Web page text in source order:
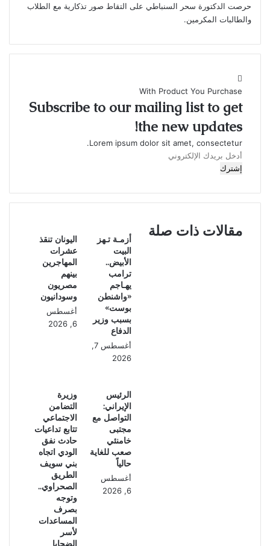
حرصت الدكتورة سحر السنباطي على التقاط صور تذكارية مع الطلاب
والطالبات المكرمين.
With Product You Purchase
Subscribe to our mailing list to get
the new updates!
Lorem ipsum dolor sit amet, consectetur.
أدخل
بريدك
مقالات ذات صلة
أزمـة تـهز
البيت
الأبيض..
ترامب
يهـاجم
«واشنطن
بوست»
بسبب وزير
الدفاع
أغسطس 7,
2026
اليونان تنقذ
عشرات
المهاجرين
بينهم
مصريون
وسودانيون
أغسطس
6, 2026
الرئيس
الإيراني:
التواصل مع
مجتبى
خامنئي
صعب للغاية
حالياً
أغسطس
6, 2026
وزيرة
التضامن
الاجتماعي
تتابع تداعيات
حادث نفق
الودي اتجاه
بني سويف
الطريق
الصحراوي..
وتوجه
بصرف
المساعدات
لأسر
الضحايا